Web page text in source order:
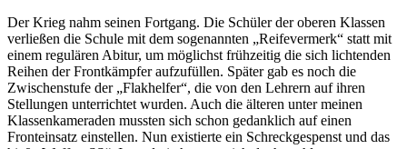
Der Krieg nahm seinen Fortgang. Die Schüler der oberen Klassen
verließen die Schule mit dem sogenannten
Reifevermerk
statt mit
einem regulären Abitur, um möglichst frühzeitig die sich lichtenden
Reihen der Frontkämpfer aufzufüllen. Später gab es noch die
Zwischenstufe der Flakhelfer , die von den Lehrern auf ihren
Stellungen unterrichtet wurden. Auch die älteren unter meinen
Klassenkameraden mussten sich schon gedanklich auf einen
Fronteinsatz einstellen. Nun existierte ein Schreckgespenst und das